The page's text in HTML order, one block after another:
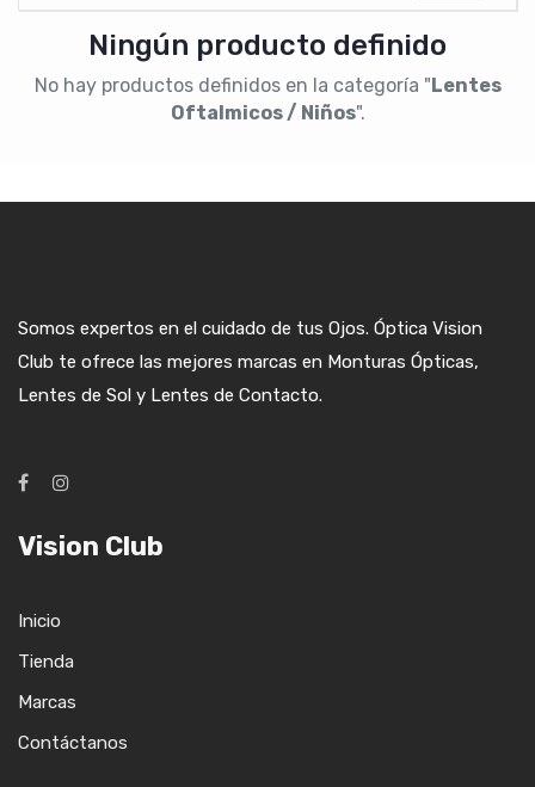
Con medida
Sin Medida
Lentes de Contacto oftalmicos
Hipermetropia
Ningún producto definido
No hay productos definidos en la categoría "Lentes
Oftalmicos / Niños".
Somos expertos en el cuidado de tus Ojos. Óptica Vision
Club te ofrece las mejores marcas en Monturas Ópticas,
Lentes de Sol y Lentes de Contacto.
Vision Club
Inicio
Tienda
Marcas
Contáctanos